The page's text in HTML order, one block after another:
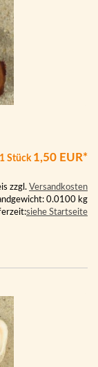
1 Stück 1,50 EUR*
zzgl. Versandkosten
0.0100 kg
siehe Startseite